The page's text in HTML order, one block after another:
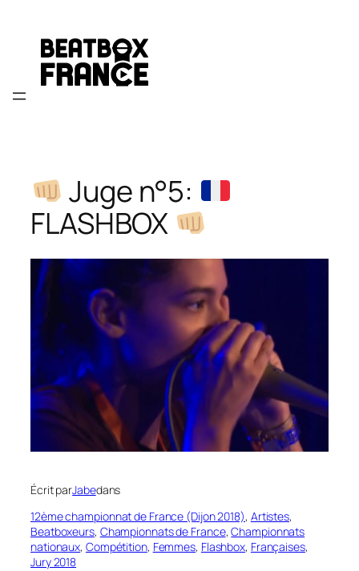
contenu
Juge n°5:
FLASHBOX
Écrit parJabedans
12ème championnat de France (Dijon 2018), Artistes
Beatboxeurs, Championnats de France, Championnats
nationaux, Compétition, Femmes, Flashbox, Françaises
Jury 2018